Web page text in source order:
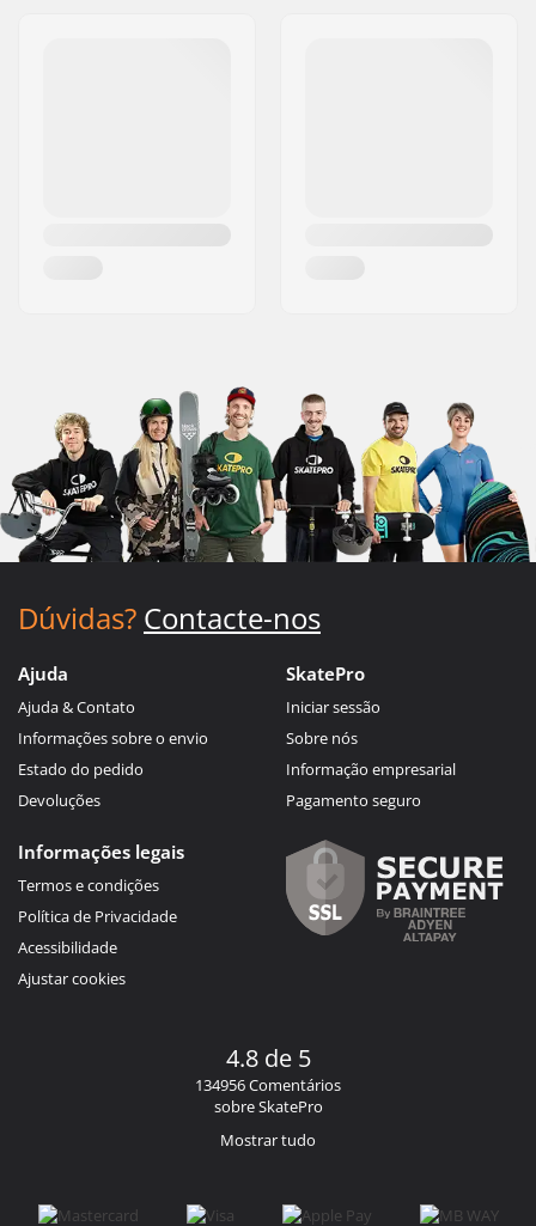
Dúvidas? Contacte-nos
Ajuda
Ajuda & Contato
Informações sobre o envio
Estado do pedido
Devoluções
SkatePro
Iniciar sessão
Sobre nós
Informação empresarial
Pagamento seguro
Informações legais
Termos e condições
Política de Privacidade
Acessibilidade
Ajustar cookies
4.8 de 5
134956 Comentários
sobre SkatePro
Mostrar tudo